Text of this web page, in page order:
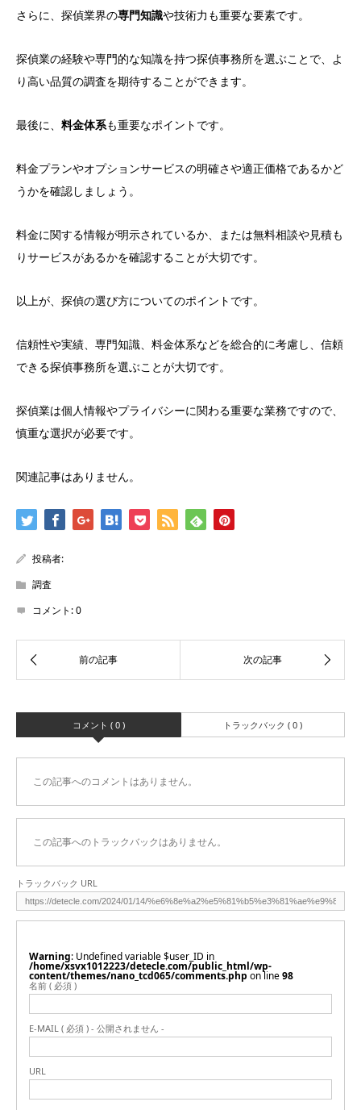
さらに、探偵業界の専門知識や技術力も重要な要素です。
探偵業の経験や専門的な知識を持つ探偵事務所を選ぶことで、よ
り高い品質の調査を期待することができます。
最後に、 料金体系も重要なポイントです。
料金プランやオプションサービスの明確さや適正価格であるかど
うかを確認しましょう。
料金に関する情報が明示されているか、または無料相談や見積も
りサービスがあるかを確認することが大切です。
以上が、探偵の選び方についてのポイントです。
信頼性や実績、専門知識、料金体系などを総合的に考慮し、信頼
できる探偵事務所を選ぶことが大切です。
探偵業は個人情報やプライバシーに関わる重要な業務ですので、
慎重な選択が必要です。
関連記事はありません。
投稿者:
調査
コメント:0
コメント ( 0 ) トラックバック ( 0 )
この記事へのコメントはありません。
この記事へのトラックバックはありません。
トラックバック URL
Warning : Undefined variable $user_ID in
/home/xsvx1012223/detecle.com/public_html/wp-
content/themes/nano_tcd065/comments.php on line98
名前 ( 必須 )
E-MAIL ( 必須 ) - 公開されません -
URL